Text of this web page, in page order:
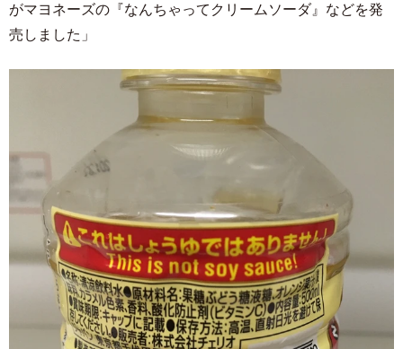
がマヨネーズの『なんちゃってクリームソーダ』などを発
売しました」